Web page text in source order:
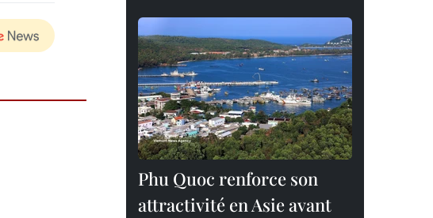
Phu Quoc renforce son
attractivité en Asie avant